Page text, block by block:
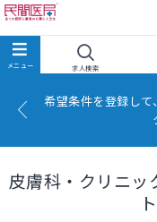
求人検索
希望条件を登録し
皮膚科・クリニッ